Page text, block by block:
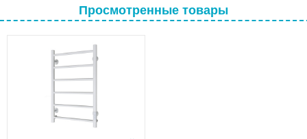
Просмотренные товары